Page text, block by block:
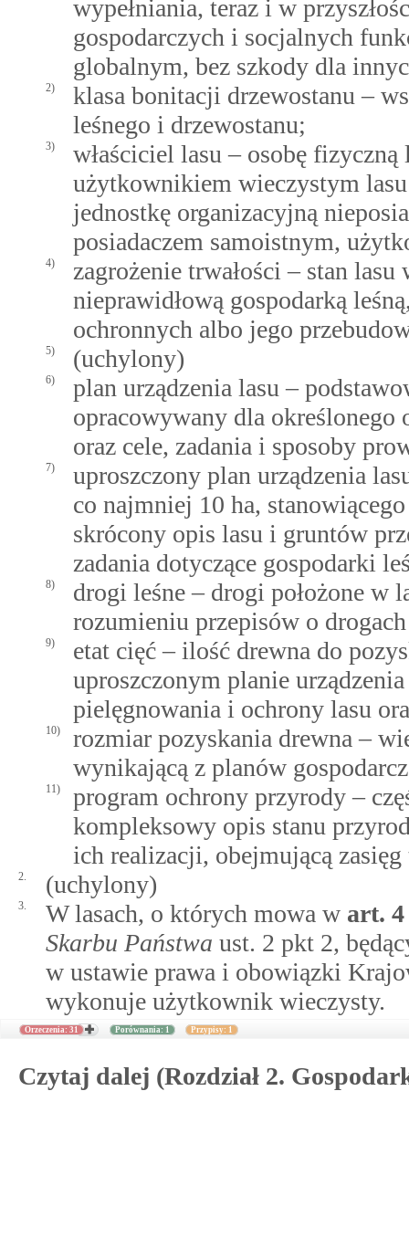
wypełniania, teraz i w
gospodarczych i socjalnych
globalnym, bez szkody dla
2)
klasa bonitacji drzewostanu –
leśnego i drzewostanu;
3)
właściciel lasu – osobę
użytkownikiem wieczystym
jednostkę organizacyjną
posiadaczem samoistnym,
4)
zagrożenie trwałości – stan
nieprawidłową gospodarką
ochronnych albo jego
5) (uchylony)
6)
plan urządzenia lasu –
opracowywany dla określonego
oraz cele, zadania i sposoby
7)
uproszczony plan urządzenia
co najmniej 10 ha,
skrócony opis lasu i gruntów
zadania dotyczące gospodarki
8)
drogi leśne – drogi położone w
rozumieniu przepisów o
9)
etat cięć – ilość drewna do
uproszczonym planie
pielęgnowania i ochrony lasu
10)
rozmiar pozyskania drewna –
wynikającą z planów
11)
program ochrony przyrody –
kompleksowy opis stanu
ich realizacji, obejmującą
2. (uchylony)
3. W lasach, o których mowa w art. 4
Skarbu Państwa ust. 2 pkt 2,
w ustawie prawa i obowiązki
wykonuje użytkownik wieczysty.
Orzeczenia: 31 Porównania: 1 Przypisy: 1
Czytaj dalej (Rozdział 2.